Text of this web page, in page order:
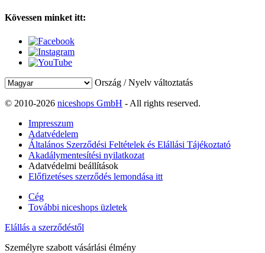
Kövessen minket itt:
Ország / Nyelv változtatás
© 2010-2026 niceshops GmbH - All rights reserved.
Impresszum
Adatvédelem
Általános Szerződési Feltételek és Elállási Tájékoztató
Akadálymentesítési nyilatkozat
Adatvédelmi beállítások
Előfizetéses szerződés lemondása itt
Cég
További niceshops üzletek
Elállás a szerződéstől
Személyre szabott vásárlási élmény